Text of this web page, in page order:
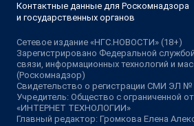
Контактные данные для Роскомнадзора
и государственных органов
Сетевое издание «НГС.НОВОСТИ» (18+)
Зарегистрировано Федеральной
связи, информационных технологий и
(Роскомнадзор)
Свидетельство о регистрации СМИ ЭЛ №
Учредитель: Общество с ограниченной
«ИНТЕРНЕТ ТЕХНОЛОГИИ»
Главный редактор: Громкова Елена